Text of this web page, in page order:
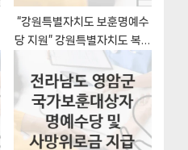
“강원특별자치도 보훈명예수
당 지원” 강원특별자치도 복지
지원혜택 자격조건과 구비서
류